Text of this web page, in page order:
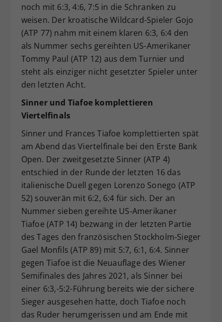
noch mit 6:3, 4:6, 7:5 in die Schranken zu
weisen. Der kroatische Wildcard-Spieler Gojo
(ATP 77) nahm mit einem klaren 6:3, 6:4 den
als Nummer sechs gereihten US-Amerikaner
Tommy Paul (ATP 12) aus dem Turnier und
steht als einziger nicht gesetzter Spieler unter
den letzten Acht.
Sinner und Tiafoe komplettieren
Viertelfinals
Sinner und Frances Tiafoe komplettierten spät
am Abend das Viertelfinale bei den Erste Bank
Open. Der zweitgesetzte Sinner (ATP 4)
entschied in der Runde der letzten 16 das
italienische Duell gegen Lorenzo Sonego (ATP
52) souverän mit 6:2, 6:4 für sich. Der an
Nummer sieben gereihte US-Amerikaner
Tiafoe (ATP 14) bezwang in der letzten Partie
des Tages den französischen Stockholm-Sieger
Gael Monfils (ATP 89) mit 5:7, 6:1, 6:4. Sinner
gegen Tiafoe ist die Neuauflage des Wiener
Semifinales des Jahres 2021, als Sinner bei
einer 6:3,-5:2-Führung bereits wie der sichere
Sieger ausgesehen hatte, doch Tiafoe noch
das Ruder herumgerissen und am Ende mit